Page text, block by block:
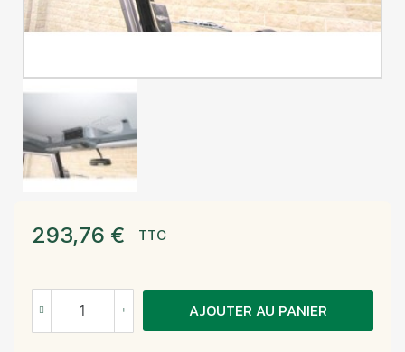
293,76 € TTC
AJOUTER AU PANIER